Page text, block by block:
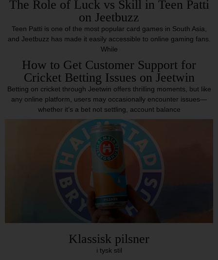
The Role of Luck vs Skill in Teen Patti
on Jeetbuzz
Teen Patti is one of the most popular card games in South Asia,
and Jeetbuzz has made it easily accessible to online gaming fans.
While
How to Get Customer Support for
Cricket Betting Issues on Jeetwin
Betting on cricket through Jeetwin offers thrilling moments, but like
any online platform, users may occasionally encounter issues—
whether it’s a bet not settling, account balance
Klassisk pilsner
i tysk stil